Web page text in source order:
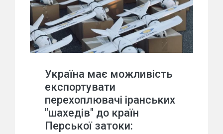
Україна має можливість
експортувати
перехоплювачі іранських
"шахедів" до країн
Перської затоки: